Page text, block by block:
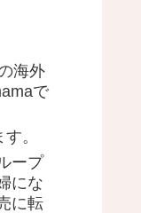
海外
で
。
ープ
にな
に転